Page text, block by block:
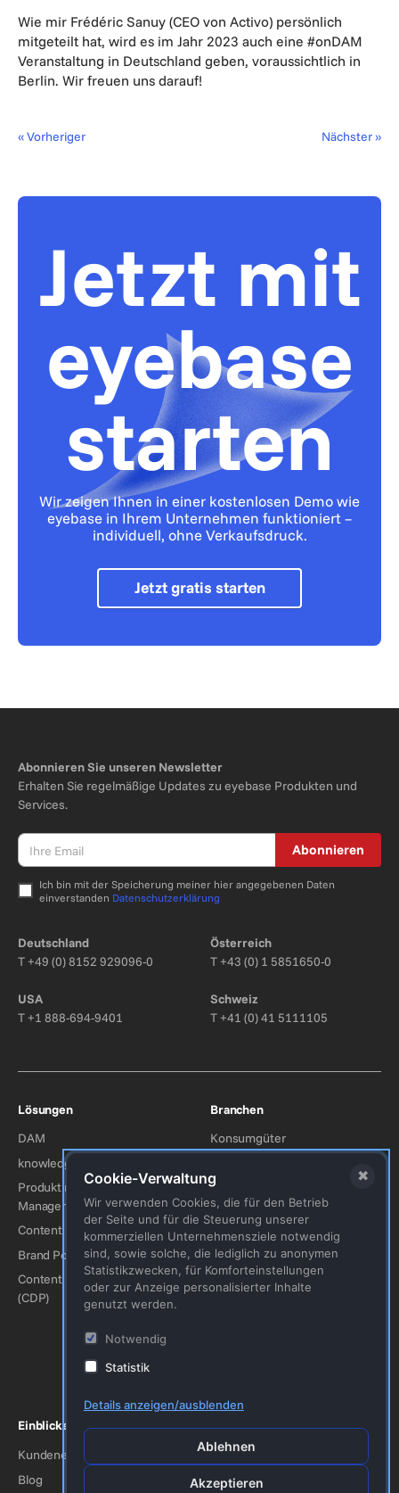
Wie mir Frédéric Sanuy (CEO von Activo) persönlich
mitgeteilt hat, wird es im Jahr 2023 auch eine #onDAM
Veranstaltung in Deutschland geben, voraussichtlich in
Berlin. Wir freuen uns darauf!
« Vorheriger Nächster »
Jetzt mit
eyebase
starten
Wir zeigen Ihnen in einer kostenlosen Demo wie
eyebase in Ihrem Unternehmen funktioniert –
individuell, ohne Verkaufsdruck.
Jetzt gratis starten
Abonnieren Sie unseren Newsletter
Erhalten Sie regelmäßige Updates zu eyebase Produkten und
Services.
Abonnieren
Ich bin mit der Speicherung meiner hier angegebenen Daten
einverstanden Datenschutzerklärung
Deutschland
T+49 (0) 8152 929096-0
Österreich
T+43 (0) 1 5851650-0
USA
T+1 888-694-9401
Schweiz
T+41 (0) 41 5111105
Lösungen
DAM
knowledge-management
Produktinformations-
Management (PIM)
Content Hub
Brand Portal
Content Delivery Plattform
(CDP)
Branchen
Konsumgüter
Kunst & Kultur
Mode
Tourismus
Automobilindustrie
Baugewerbe
Einblicke
Kundenerfolge
Blog
Firma
Kontakt
Impressum
Cookie-Verwaltung
Wir verwenden Cookies, die für den Betrieb
der Seite und für die Steuerung unserer
kommerziellen Unternehmensziele notwendig
sind, sowie solche, die lediglich zu anonymen
Statistikzwecken, für Komforteinstellungen
oder zur Anzeige personalisierter Inhalte
genutzt werden.
Notwendig
Statistik
Details anzeigen/ausblenden
Ablehnen
Akzeptieren
✖